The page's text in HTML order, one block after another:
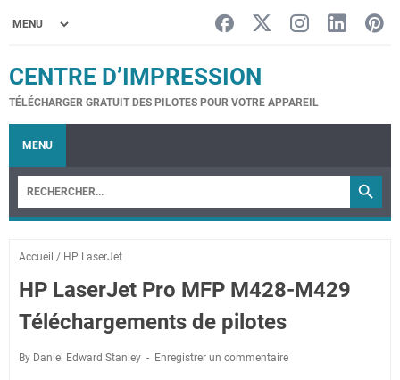
CENTRE D’IMPRESSION
TÉLÉCHARGER GRATUIT DES PILOTES POUR VOTRE APPAREIL
MENU
Accueil / HP LaserJet
HP LaserJet Pro MFP M428-M429
Téléchargements de pilotes
By Daniel Edward Stanley Enregistrer un commentaire